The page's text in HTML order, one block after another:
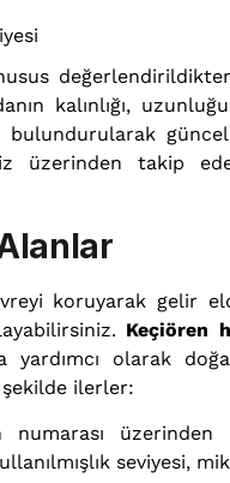
kalınlığı,
bulundurularak
üzerinden takip
koruyarak gelir
Keçiören
yardımcı olarak
ilerler:
numarası
seviyesi,